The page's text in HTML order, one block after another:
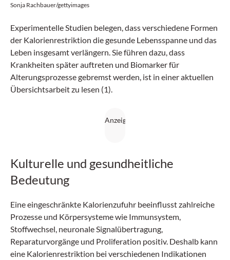
Sonja Rachbauer/gettyimages
Experimentelle Studien belegen, dass verschiedene Formen
der Kalorienrestriktion die gesunde Lebensspanne und das
Leben insgesamt verlängern. Sie führen dazu, dass
Krankheiten später auftreten und Biomarker für
Alterungsprozesse gebremst werden, ist in einer aktuellen
Übersichtsarbeit zu lesen (1).
Kulturelle und gesundheitliche
Bedeutung
Eine eingeschränkte Kalorien­zufuhr beeinflusst zahlreiche
Prozesse und Körpersysteme wie Immunsystem,
Stoffwechsel, neuronale Signalübertragung,
Reparaturvorgänge und Proliferation positiv. Deshalb kann
eine Kalorienrestriktion bei verschiedenen Indikationen